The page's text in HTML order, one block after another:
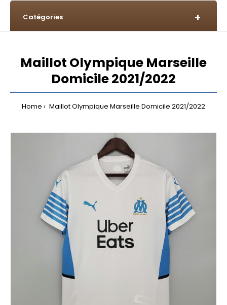
Catégories
Maillot Olympique Marseille
Domicile 2021/2022
Home Maillot Olympique Marseille Domicile 2021/2022